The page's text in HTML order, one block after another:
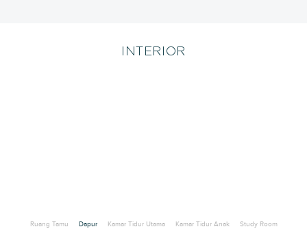
INTERIOR
Ruang Tamu Dapur Kamar Tidur Utama Kamar Tidur Anak Study Room